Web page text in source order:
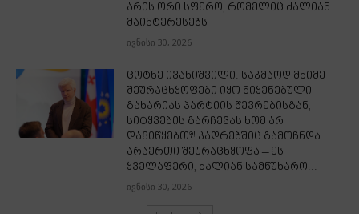
არის ორი სფერო, რომელიც ძალიან
მაინტერესებს
ივნისი 30, 2026
ცოტნე ივანიშვილი: საკმაოდ მძიმე
შეურაცხყოფები იყო მიყენებული
გახარიას პარტიის წევრებისგან,
სიტყვების გარჩევას ხომ არ
დავიწყებთ?! კადრებშიც გამოჩნდა
არაერთი შეურაცხყოფა – ეს
ყველაფერი, ძალიან სამწუხარო...
ივნისი 30, 2026